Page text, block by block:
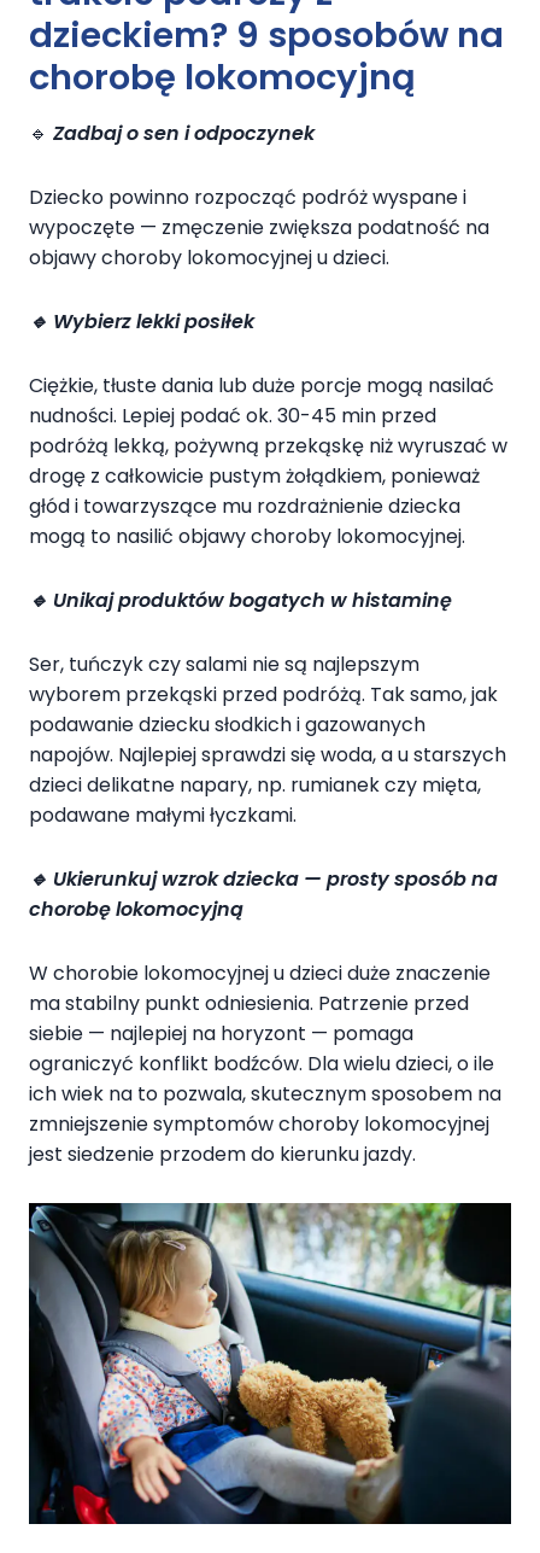
dzieckiem? 9 sposobów na
chorobę lokomocyjną
🔹 Zadbaj o sen i odpoczynek
Dziecko powinno rozpocząć podróż wyspane i
wypoczęte — zmęczenie zwiększa podatność na
objawy choroby lokomocyjnej u dzieci.
🔹 Wybierz lekki posiłek
Ciężkie, tłuste dania lub duże porcje mogą nasilać
nudności. Lepiej podać ok. 30-45 min przed
podróżą lekką, pożywną przekąskę niż wyruszać w
drogę z całkowicie pustym żołądkiem, ponieważ
głód i towarzyszące mu rozdrażnienie dziecka
mogą to nasilić objawy choroby lokomocyjnej.
🔹 Unikaj produktów bogatych w histaminę
Ser, tuńczyk czy salami nie są najlepszym
wyborem przekąski przed podróżą. Tak samo, jak
podawanie dziecku słodkich i gazowanych
napojów. Najlepiej sprawdzi się woda, a u starszych
dzieci delikatne napary, np. rumianek czy mięta,
podawane małymi łyczkami.
🔹 Ukierunkuj wzrok dziecka — prosty sposób na
chorobę lokomocyjną
W chorobie lokomocyjnej u dzieci duże znaczenie
ma stabilny punkt odniesienia. Patrzenie przed
siebie — najlepiej na horyzont — pomaga
ograniczyć konflikt bodźców. Dla wielu dzieci, o ile
ich wiek na to pozwala, skutecznym sposobem na
zmniejszenie symptomów choroby lokomocyjnej
jest siedzenie przodem do kierunku jazdy.